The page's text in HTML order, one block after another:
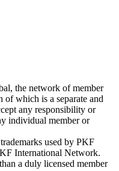
the network of member
which is a separate and
any responsibility or
individual member or
used by PKF
International Network.
a duly licensed member